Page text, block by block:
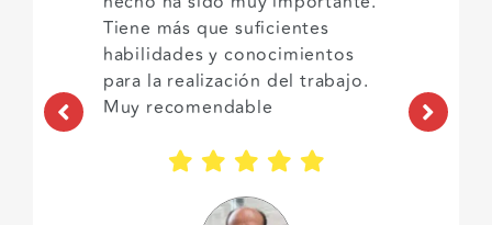
Tiene más que suficientes
habilidades y conocimientos
para la realización del trabajo.
Muy recomendable